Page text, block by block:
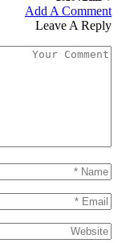
Add A Comment
Leave A Reply